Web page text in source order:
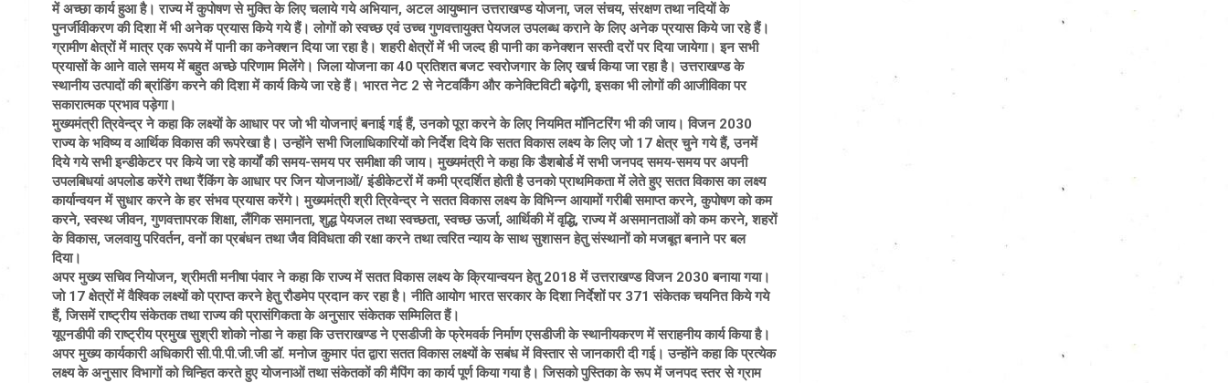
में अच्छा कार्य हुआ है। राज्य में कुपोषण से मुक्ति के लिए चलाये गये अभियान, अटल आयुष्मान उत्तराखण्ड योजना, जल संचय, संरक्षण तथा नदियों के
पुनर्जीवीकरण की दिशा में भी अनेक प्रयास किये गये हैं। लोगों को स्वच्छ एवं उच्च गुणवत्तायुक्त पेयजल उपलब्ध कराने के लिए अनेक प्रयास किये जा रहे हैं।
ग्रामीण क्षेत्रों में मात्र एक रूपये में पानी का कनेक्शन दिया जा रहा है। शहरी क्षेत्रों में भी जल्द ही पानी का कनेक्शन सस्ती दरों पर दिया जायेगा। इन सभी
प्रयासों के आने वाले समय में बहुत अच्छे परिणाम मिलेंगे। जिला योजना का 40 प्रतिशत बजट स्वरोजगार के लिए खर्च किया जा रहा है। उत्तराखण्ड के
स्थानीय उत्पादों की ब्रांडिंग करने की दिशा में कार्य किये जा रहे हैं। भारत नेट 2 से नेटवर्किंग और कनेक्टिविटी बढ़ेगी, इसका भी लोगों की आजीविका पर
सकारात्मक प्रभाव पड़ेगा।
मुख्यमंत्री त्रिवेन्द्र ने कहा कि लक्ष्यों के आधार पर जो भी योजनाएं बनाई गई हैं, उनको पूरा करने के लिए नियमित मॉनिटरिंग भी की जाय। विजन 2030
राज्य के भविष्य व आर्थिक विकास की रूपरेखा है। उन्होंने सभी जिलाधिकारियों को निर्देश दिये कि सतत विकास लक्ष्य के लिए जो 17 क्षेत्र चुने गये हैं, उनमें
दिये गये सभी इन्डीकेटर पर किये जा रहे कार्यों की समय-समय पर समीक्षा की जाय। मुख्यमंत्री ने कहा कि डैशबोर्ड में सभी जनपद समय-समय पर अपनी
उपलबिधयां अपलोड करेंगे तथा रैंकिंग के आधार पर जिन योजनाओं/ इंडीकेटरों में कमी प्रदर्शित होती है उनको प्राथमिकता में लेते हुए सतत विकास का लक्ष्य
कार्यान्वयन में सुधार करने के हर संभव प्रयास करेंगे। मुख्यमंत्री श्री त्रिवेन्द्र ने सतत विकास लक्ष्य के विभिन्न आयामों गरीबी समाप्त करने, कुपोषण को कम
करने, स्वस्थ जीवन, गुणवत्तापरक शिक्षा, लैंगिक समानता, शुद्ध पेयजल तथा स्वच्छता, स्वच्छ ऊर्जा, आर्थिकी में वृद्धि, राज्य में असमानताओं को कम करने, शहरों
के विकास, जलवायु परिवर्तन, वनों का प्रबंधन तथा जैव विविधता की रक्षा करने तथा त्वरित न्याय के साथ सुशासन हेतु संस्थानों को मजबूत बनाने पर बल
दिया।
अपर मुख्य सचिव नियोजन, श्रीमती मनीषा पंवार ने कहा कि राज्य में सतत विकास लक्ष्य के क्रियान्वयन हेतु 2018 में उत्तराखण्ड विजन 2030 बनाया गया।
जो 17 क्षेत्रों में वैश्विक लक्ष्यों को प्राप्त करने हेतु रौडमेप प्रदान कर रहा है। नीति आयोग भारत सरकार के दिशा निर्देशों पर 371 संकेतक चयनित किये गये
हैं, जिसमें राष्ट्रीय संकेतक तथा राज्य की प्रासंगिकता के अनुसार संकेतक सम्मिलित हैं।
यूएनडीपी की राष्ट्रीय प्रमुख सुश्री शोको नोडा ने कहा कि उत्तराखण्ड ने एसडीजी के फ्रेमवर्क निर्माण एसडीजी के स्थानीयकरण में सराहनीय कार्य किया है।
अपर मुख्य कार्यकारी अधिकारी सी.पी.पी.जी.जी डॉ. मनोज कुमार पंत द्वारा सतत विकास लक्ष्यों के सबंध में विस्तार से जानकारी दी गई। उन्होंने कहा कि प्रत्येक
लक्ष्य के अनुसार विभागों को चिन्हित करते हुए योजनाओं तथा संकेतकों की मैपिंग का कार्य पूर्ण किया गया है। जिसको पुस्तिका के रूप में जनपद स्तर से ग्राम